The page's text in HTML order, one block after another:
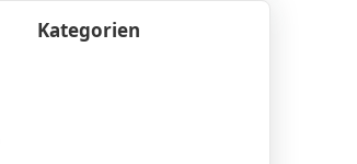
Kategorien